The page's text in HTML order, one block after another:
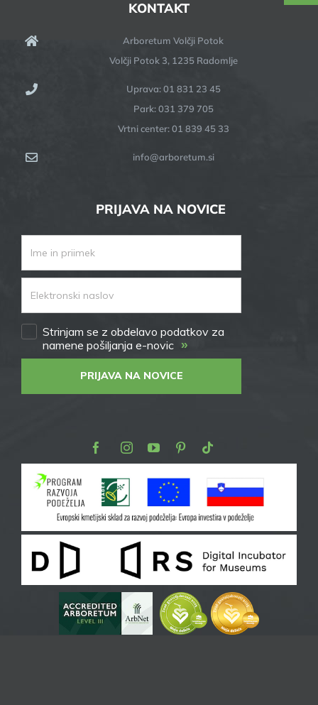
KONTAKT
Arboretum Volčji Potok
Volčji Potok 3, 1235 Radomlje
Uprava: 01 831 23 45
Park: 031 379 705
Vrtni center: 01 839 45 33
info@arboretum.si
PRIJAVA NA NOVICE
Strinjam se z obdelavo podatkov za
namene pošiljanja e-novic »
PRIJAVA NA NOVICE
FacebookInstagram
YoutubePinterest